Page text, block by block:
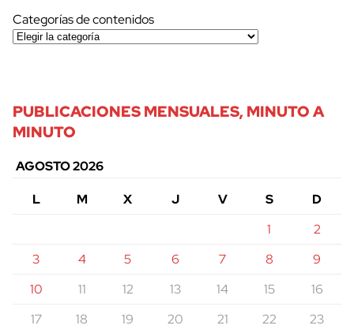
Categorías de contenidos
PUBLICACIONES MENSUALES, MINUTO A
MINUTO
AGOSTO 2026
L
M X J V S
D
1
2
3
4 5 6 7 8
9
10
11 12 13 14 15
16
17
18 19 20 21 22
23